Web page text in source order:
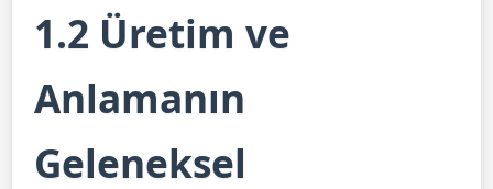
1.2 Üretim ve
Anlamanın
Geleneksel